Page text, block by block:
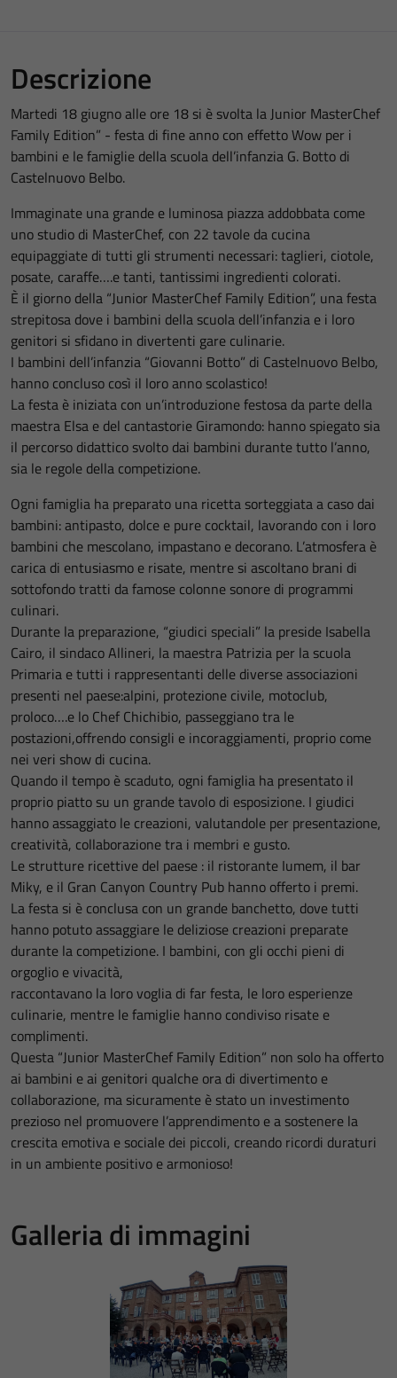
Descrizione
Martedi 18 giugno alle ore 18 si è svolta la Junior MasterChef
Family Edition” - festa di fine anno con effetto Wow per i
bambini e le famiglie della scuola dell’infanzia G. Botto di
Castelnuovo Belbo.
Immaginate una grande e luminosa piazza addobbata come
uno studio di MasterChef, con 22 tavole da cucina
equipaggiate di tutti gli strumenti necessari: taglieri, ciotole,
posate, caraffe….e tanti, tantissimi ingredienti colorati.
È il giorno della “Junior MasterChef Family Edition”, una festa
strepitosa dove i bambini della scuola dell’infanzia e i loro
genitori si sfidano in divertenti gare culinarie.
I bambini dell’infanzia “Giovanni Botto” di Castelnuovo Belbo,
hanno concluso così il loro anno scolastico!
La festa è iniziata con un’introduzione festosa da parte della
maestra Elsa e del cantastorie Giramondo: hanno spiegato sia
il percorso didattico svolto dai bambini durante tutto l’anno,
sia le regole della competizione.
Ogni famiglia ha preparato una ricetta sorteggiata a caso dai
bambini: antipasto, dolce e pure cocktail, lavorando con i loro
bambini che mescolano, impastano e decorano. L’atmosfera è
carica di entusiasmo e risate, mentre si ascoltano brani di
sottofondo tratti da famose colonne sonore di programmi
culinari.
Durante la preparazione, “giudici speciali” la preside Isabella
Cairo, il sindaco Allineri, la maestra Patrizia per la scuola
Primaria e tutti i rappresentanti delle diverse associazioni
presenti nel paese:alpini, protezione civile, motoclub,
proloco….e lo Chef Chichibio, passeggiano tra le
postazioni,offrendo consigli e incoraggiamenti, proprio come
nei veri show di cucina.
Quando il tempo è scaduto, ogni famiglia ha presentato il
proprio piatto su un grande tavolo di esposizione. I giudici
hanno assaggiato le creazioni, valutandole per presentazione,
creatività, collaborazione tra i membri e gusto.
Le strutture ricettive del paese : il ristorante Iumem, il bar
Miky, e il Gran Canyon Country Pub hanno offerto i premi.
La festa si è conclusa con un grande banchetto, dove tutti
hanno potuto assaggiare le deliziose creazioni preparate
durante la competizione. I bambini, con gli occhi pieni di
orgoglio e vivacità,
raccontavano la loro voglia di far festa, le loro esperienze
culinarie, mentre le famiglie hanno condiviso risate e
complimenti.
Questa “Junior MasterChef Family Edition” non solo ha offerto
ai bambini e ai genitori qualche ora di divertimento e
collaborazione, ma sicuramente è stato un investimento
prezioso nel promuovere l’apprendimento e a sostenere la
crescita emotiva e sociale dei piccoli, creando ricordi duraturi
in un ambiente positivo e armonioso!
Galleria di immagini